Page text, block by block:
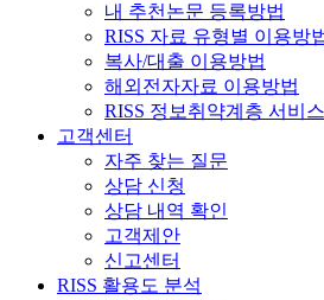
내 추천논문 등록방법
RISS 자료 유형별 이용방
복사/대출 이용방법
해외전자자료 이용방법
RISS 정보취약계층 서비
고객센터
자주 찾는 질문
상담 신청
상담 내역 확인
고객제안
신고센터
RISS 활용도 분석